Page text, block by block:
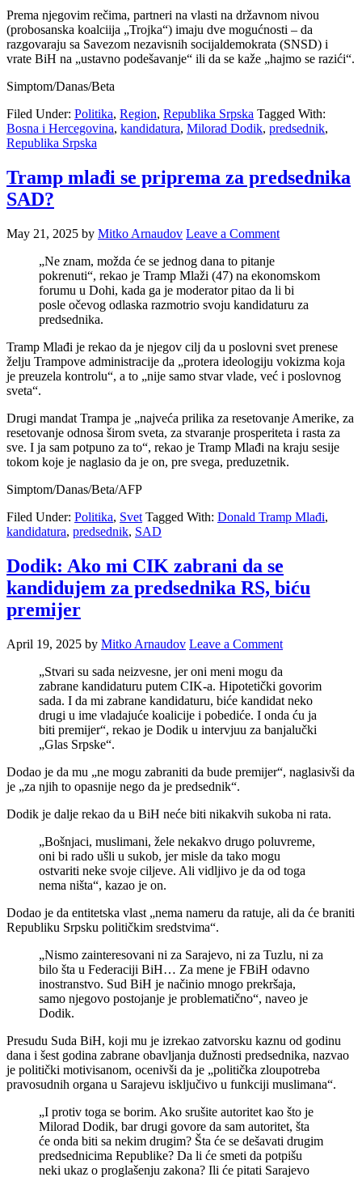
Prema njegovim rečima, partneri na vlasti na državnom nivou
(probosanska koalciija „Trojka“) imaju dve mogućnosti – da
razgovaraju sa Savezom nezavisnih socijaldemokrata (SNSD) i
vrate BiH na „ustavno podešavanje“ ili da se kaže „hajmo se razići“.
Simptom/Danas/Beta
Filed Under: Politika, Region, Republika Srpska Tagged With:
Bosna i Hercegovina, kandidatura, Milorad Dodik, predsednik,
Republika Srpska
Tramp mlađi se priprema za predsednika
SAD?
May 21, 2025 by Mitko Arnaudov Leave a Comment
„Ne znam, možda će se jednog dana to pitanje
pokrenuti“, rekao je Tramp Mlaži (47) na ekonomskom
forumu u Dohi, kada ga je moderator pitao da li bi
posle očevog odlaska razmotrio svoju kandidaturu za
predsednika.
Tramp Mlađi je rekao da je njegov cilj da u poslovni svet prenese
želju Trampove administracije da „protera ideologiju vokizma koja
je preuzela kontrolu“, a to „nije samo stvar vlade, već i poslovnog
sveta“.
Drugi mandat Trampa je „najveća prilika za resetovanje Amerike, za
resetovanje odnosa širom sveta, za stvaranje prosperiteta i rasta za
sve. I ja sam potpuno za to“, rekao je Tramp Mlađi na kraju sesije
tokom koje je naglasio da je on, pre svega, preduzetnik.
Simptom/Danas/Beta/AFP
Filed Under: Politika, Svet Tagged With: Donald Tramp Mlađi,
kandidatura, predsednik, SAD
Dodik: Ako mi CIK zabrani da se
kandidujem za predsednika RS, biću
premijer
April 19, 2025 by Mitko Arnaudov Leave a Comment
„Stvari su sada neizvesne, jer oni meni mogu da
zabrane kandidaturu putem CIK-a. Hipotetički govorim
sada. I da mi zabrane kandidaturu, biće kandidat neko
drugi u ime vladajuće koalicije i pobediće. I onda ću ja
biti premijer“, rekao je Dodik u intervjuu za banjalučki
„Glas Srpske“.
Dodao je da mu „ne mogu zabraniti da bude premijer“, naglasivši da
je „za njih to opasnije nego da je predsednik“.
Dodik je dalje rekao da u BiH neće biti nikakvih sukoba ni rata.
„Bošnjaci, muslimani, žele nekakvo drugo poluvreme,
oni bi rado ušli u sukob, jer misle da tako mogu
ostvariti neke svoje ciljeve. Ali vidljivo je da od toga
nema ništa“, kazao je on.
Dodao je da entitetska vlast „nema nameru da ratuje, ali da će braniti
Republiku Srpsku političkim sredstvima“.
„Nismo zainteresovani ni za Sarajevo, ni za Tuzlu, ni za
bilo šta u Federaciji BiH… Za mene je FBiH odavno
inostranstvo. Sud BiH je načinio mnogo prekršaja,
samo njegovo postojanje je problematično“, naveo je
Dodik.
Presudu Suda BiH, koji mu je izrekao zatvorsku kaznu od godinu
dana i šest godina zabrane obavljanja dužnosti predsednika, nazvao
je politički motivisanom, ocenivši da je „politička zloupotreba
pravosudnih organa u Sarajevu isključivo u funkciji muslimana“.
„I protiv toga se borim. Ako srušite autoritet kao što je
Milorad Dodik, bar drugi govore da sam autoritet, šta
će onda biti sa nekim drugim? Šta će se dešavati drugim
predsednicima Republike? Da li će smeti da potpišu
neki ukaz o proglašenju zakona? Ili će pitati Sarajevo